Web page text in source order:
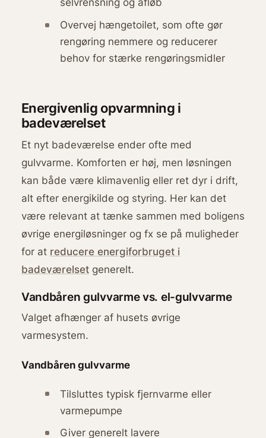
Overvej hængetoilet, som ofte gør
rengøring nemmere og reducerer
behov for stærke rengøringsmidler
Energivenlig opvarmning i
badeværelset
Et nyt badeværelse ender ofte med
gulvvarme. Komforten er høj, men løsningen
kan både være klimavenlig eller ret dyr i drift,
alt efter energikilde og styring. Her kan det
være relevant at tænke sammen med boligens
øvrige energiløsninger og fx se på muligheder
for at reducere energiforbruget i
badeværelsetgenerelt.
Vandbåren gulvvarme vs. el-gulvvarme
Valget afhænger af husets øvrige
varmesystem.
Vandbåren gulvvarme
Tilsluttes typisk fjernvarme eller
varmepumpe
Giver generelt lavere